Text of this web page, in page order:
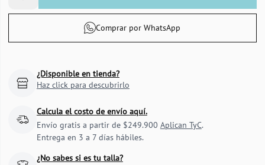
Comprar por WhatsApp
¿Disponible en tienda?
Haz click para descubrirlo
Calcula el costo de envío aquí.
Envío gratis a partir de $249.900 Aplican TyC.
Entrega en 3 a 7 días hábiles.
¿No sabes si es tu talla?